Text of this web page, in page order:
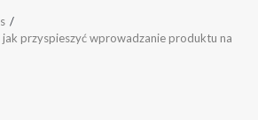
przyspieszyć wprowadzanie produktu na